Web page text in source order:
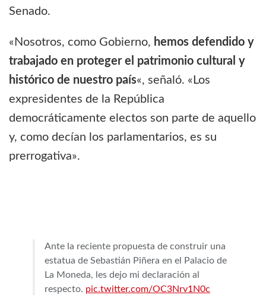
Senado.
«Nosotros, como Gobierno, hemos defendido y
trabajado en proteger el patrimonio cultural y
histórico de nuestro país«, señaló. «Los
expresidentes de la República
democráticamente electos son parte de aquello
y, como decían los parlamentarios, es su
prerrogativa».
Ante la reciente propuesta de construir una
estatua de Sebastián Piñera en el Palacio de
La Moneda, les dejo mi declaración al
respecto. pic.twitter.com/OC3Nrv1N0c